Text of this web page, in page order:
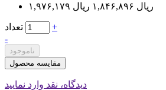
۱,۹۷۶,۱۷۹ ریال ۱,۸۴۶,۸۹۶ ریال
تعداد
+
-
ناموجود
مقایسه محصول
دیدگاه، نقد وارد نمایید